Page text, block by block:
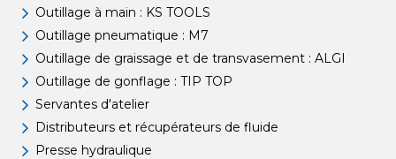
Outillage à main : KS TOOLS
Outillage pneumatique : M7
Outillage de graissage et de transvasement : ALGI
Outillage de gonflage : TIP TOP
Servantes d'atelier
Distributeurs et récupérateurs de fluide
Presse hydraulique